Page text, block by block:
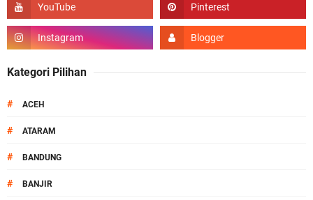
Kategori Pilihan
# ACEH
# ATARAM
# BANDUNG
# BANJIR